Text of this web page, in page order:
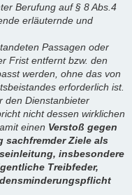
Berufung auf § 8 Abs.4
erläuternde und
Passagen oder
Frist entfernt bzw. den
werden, ohne das von
erforderlich ist.
den Dienstanbieter
nicht dessen wirklichen
einen Verstoß gegen
sachfremder Ziele als
insbesondere
Treibfeder,